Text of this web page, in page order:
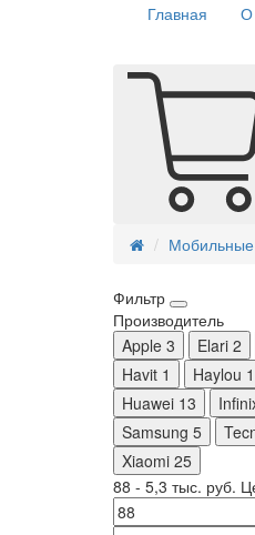
Главная О
Мобильные
Фильтр
Производитель
Apple 3 Elari 2
Havit 1 Haylou 1
Huawei 13
Samsung 5
Xiaomi 25
88 - 5,3 тыс. руб.